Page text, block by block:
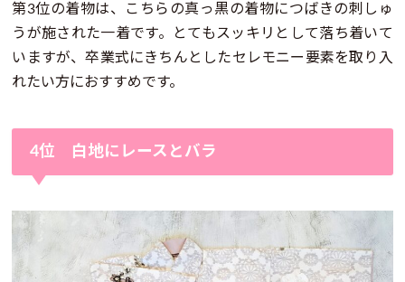
第3位の着物は、こちらの真っ黒の着物につばきの刺しゅ
うが施された一着です。とてもスッキリとして落ち着いて
いますが、卒業式にきちんとしたセレモニー要素を取り入
れたい方におすすめです。
4位 白地にレースとバラ